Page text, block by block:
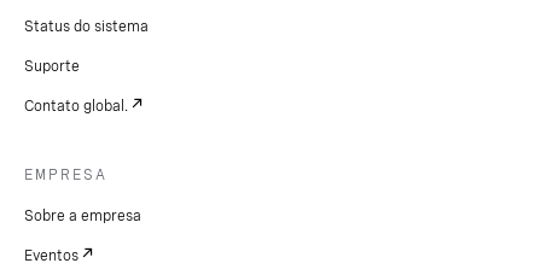
Status do sistema
Suporte
Contato global.
EMPRESA
Sobre a empresa
Eventos